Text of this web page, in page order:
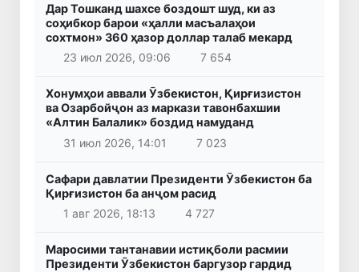
Дар Тошканд шахсе боздошт шуд, ки аз
соҳибкор барои «ҳалли масъалаҳои
сохтмон» 360 ҳазор доллар талаб мекард
23 июл 2026, 09:06
7 654
Хонумҳои аввали Ӯзбекистон, Қирғизистон
ва Озарбойҷон аз маркази тавонбахшии
«Алтин Балалик» боздид намуданд
31 июл 2026, 14:01
7 023
Сафари давлатии Президенти Ӯзбекистон ба
Қирғизистон ба анҷом расид
1 авг 2026, 18:13
4 727
Маросими тантанавии истиқболи расмии
Президенти Ӯзбекистон баргузор гардид